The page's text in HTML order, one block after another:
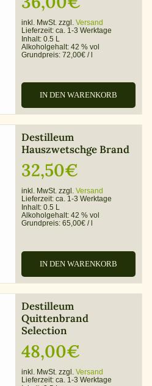
inkl. MwSt. zzgl. Versand
Lieferzeit: ca. 1-3 Werktage
Inhalt: 0.5 L
Alkoholgehalt: 42 % vol
Grundpreis: 72,00€ /l
IN DEN WARENKORB
Destilleum
Hauszwetschge Brand
32,50€
inkl. MwSt. zzgl. Versand
Lieferzeit: ca. 1-3 Werktage
Inhalt: 0.5 L
Alkoholgehalt: 42 % vol
Grundpreis: 65,00€ /
IN DEN WARENKORB
Destilleum
Quittenbrand
Selection
48,00€
inkl. MwSt. zzgl. Versand
Lieferzeit: ca. 1-3 Werktage